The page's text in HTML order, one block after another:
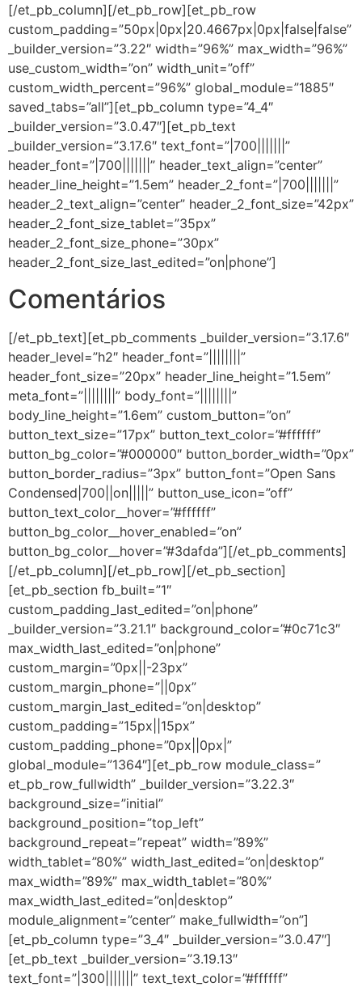
[/et_pb_column][/et_pb_row][et_pb_row
custom_padding=”50px|0px|20.4667px|0px|false|false”
_builder_version=”3.22″ width=”96%” max_width=”96%”
use_custom_width=”on” width_unit=”off”
custom_width_percent=”96%” global_module=”1885″
saved_tabs=”all”][et_pb_column type=”4_4″
_builder_version=”3.0.47″][et_pb_text
_builder_version=”3.17.6″ text_font=”|700|||||||”
header_font=”|700|||||||” header_text_align=”center”
header_line_height=”1.5em” header_2_font=”|700|||||||”
header_2_text_align=”center” header_2_font_size=”42px”
header_2_font_size_tablet=”35px”
header_2_font_size_phone=”30px”
header_2_font_size_last_edited=”on|phone”]
Comentários
[/et_pb_text][et_pb_comments _builder_version=”3.17.6″
header_level=”h2″ header_font=”||||||||”
header_font_size=”20px” header_line_height=”1.5em”
meta_font=”||||||||” body_font=”||||||||”
body_line_height=”1.6em” custom_button=”on”
button_text_size=”17px” button_text_color=”#ffffff”
button_bg_color=”#000000″ button_border_width=”0px”
button_border_radius=”3px” button_font=”Open Sans
Condensed|700||on|||||” button_use_icon=”off”
button_text_color__hover=”#ffffff”
button_bg_color__hover_enabled=”on”
button_bg_color__hover=”#3dafda”][/et_pb_comments]
[/et_pb_column][/et_pb_row][/et_pb_section]
[et_pb_section fb_built=”1″
custom_padding_last_edited=”on|phone”
_builder_version=”3.21.1″ background_color=”#0c71c3″
max_width_last_edited=”on|phone”
custom_margin=”0px||-23px”
custom_margin_phone=”||0px”
custom_margin_last_edited=”on|desktop”
custom_padding=”15px||15px”
custom_padding_phone=”0px||0px|”
global_module=”1364″][et_pb_row module_class=”
et_pb_row_fullwidth” _builder_version=”3.22.3″
background_size=”initial”
background_position=”top_left”
background_repeat=”repeat” width=”89%”
width_tablet=”80%” width_last_edited=”on|desktop”
max_width=”89%” max_width_tablet=”80%”
max_width_last_edited=”on|desktop”
module_alignment=”center” make_fullwidth=”on”]
[et_pb_column type=”3_4″ _builder_version=”3.0.47″]
[et_pb_text _builder_version=”3.19.13″
text_font=”|300|||||||” text_text_color=”#ffffff”